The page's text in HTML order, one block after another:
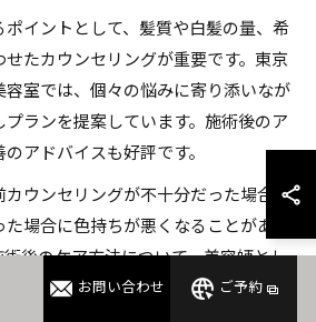
イントとして、髪質や白髪の量、希
たカウンセリングが重要です。東京
室では、個々の悩みに寄り添いなが
プランを提案しています。施術後のア
アドバイスも好評です。
ウンセリングが不十分だった場合
場合に色持ちが悪くなることがあり
後のケア方法について、美容師とし
足度向上につながります。
お問い合わせ ご予約